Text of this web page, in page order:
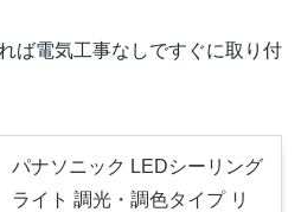
ば電気工事なしですぐに取り付
パナソニック LEDシーリング
ライト 調光・調色タイプ リ